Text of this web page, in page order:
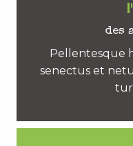
des
Pellentesque
senectus et